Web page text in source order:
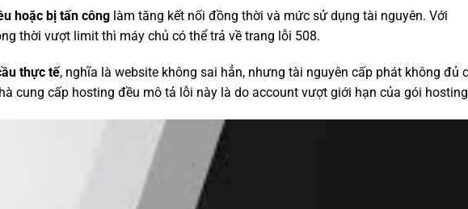
hoặc bị tấn công làm tăng kết nối đồng thời và mức sử dụng tài nguyên. Với
thời vượt limit thì máy chủ có thể trả về trang lỗi 508.
thực tế, nghĩa là website không sai hẳn, nhưng tài nguyên cấp phát không đủ
cung cấp hosting đều mô tả lỗi này là do account vượt giới hạn của gói